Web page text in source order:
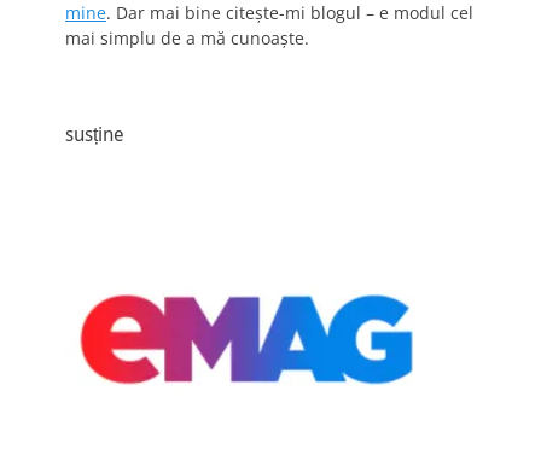
mine. Dar mai bine citește-mi blogul – e modul cel
mai simplu de a mă cunoaște.
susține